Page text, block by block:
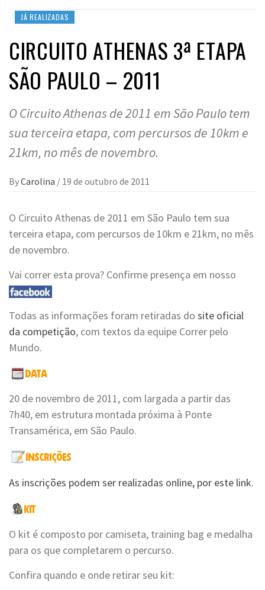
JÁ REALIZADAS
CIRCUITO ATHENAS 3ª ETAPA
SÃO PAULO – 2011
O Circuito Athenas de 2011 em São Paulo tem
sua terceira etapa, com percursos de 10km e
21km, no mês de novembro.
ByCarolina / 19 de outubro de 2011
O Circuito Athenas de 2011 em São Paulo tem sua
terceira etapa, com percursos de 10km e 21km, no mês
de novembro.
Vai correr esta prova? Confirme presença em nosso
Todas as informações foram retiradas do site oficial
da competição, com textos da equipe Correr pelo
Mundo.
20 de novembro de 2011, com largada a partir das
7h40, em estrutura montada próxima à Ponte
Transamérica, em São Paulo.
As inscrições podem ser realizadas online, por este link.
O kit é composto por camiseta, training bag e medalha
para os que completarem o percurso.
Confira quando e onde retirar seu kit: